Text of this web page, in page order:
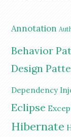
Annotation
Behavior
Design
Dependency
Eclipse
Hibernate